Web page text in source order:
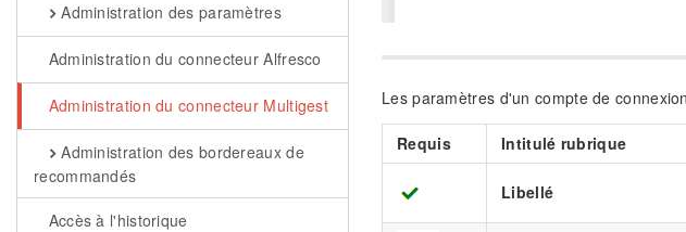
Administration des paramètres
Administration du connecteur Alfresco
Administration du connecteur Multigest
Administration des bordereaux de
recommandés
Accès à l'historique
Les paramètres d'un compte de
Requis Intitulé rubrique
Libellé